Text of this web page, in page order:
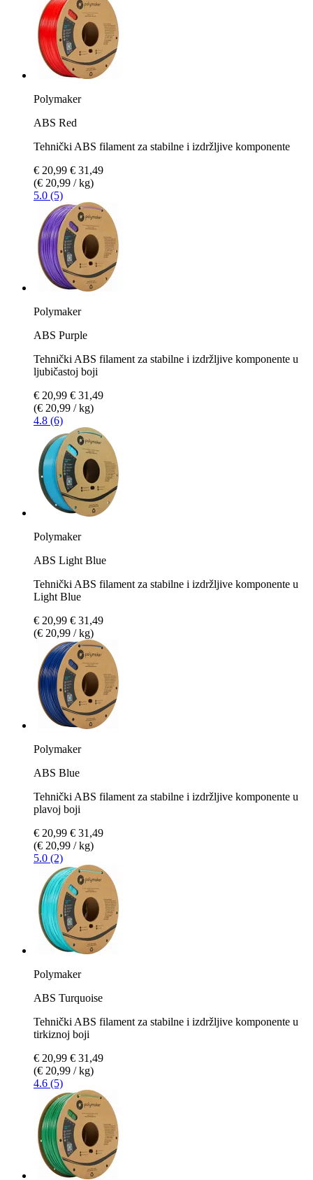
Polymaker
ABS Red
Tehnički ABS filament za stabilne i izdržljive komponente
€ 20,99 € 31,49
(€ 20,99 / kg)
5.0 (5)
Polymaker
ABS Purple
Tehnički ABS filament za stabilne i izdržljive komponente u
ljubičastoj boji
€ 20,99 € 31,49
(€ 20,99 / kg)
4.8 (6)
Polymaker
ABS Light Blue
Tehnički ABS filament za stabilne i izdržljive komponente u
Light Blue
€ 20,99 € 31,49
(€ 20,99 / kg)
Polymaker
ABS Blue
Tehnički ABS filament za stabilne i izdržljive komponente u
plavoj boji
€ 20,99 € 31,49
(€ 20,99 / kg)
5.0 (2)
Polymaker
ABS Turquoise
Tehnički ABS filament za stabilne i izdržljive komponente u
tirkiznoj boji
€ 20,99 € 31,49
(€ 20,99 / kg)
4.6 (5)